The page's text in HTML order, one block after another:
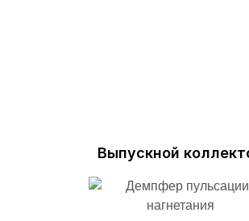
Выпускной